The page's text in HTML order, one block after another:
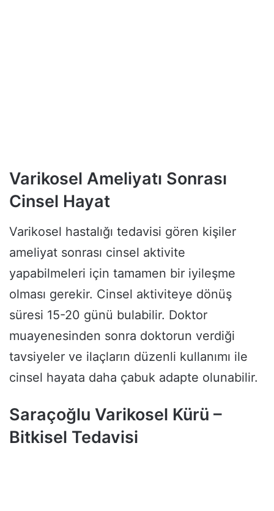
Varikosel Ameliyatı Sonrası
Cinsel Hayat
Varikosel hastalığı tedavisi gören kişiler
ameliyat sonrası cinsel aktivite
yapabilmeleri için tamamen bir iyileşme
olması gerekir. Cinsel aktiviteye dönüş
süresi 15-20 günü bulabilir. Doktor
muayenesinden sonra doktorun verdiği
tavsiyeler ve ilaçların düzenli kullanımı ile
cinsel hayata daha çabuk adapte olunabilir.
Saraçoğlu Varikosel Kürü –
Bitkisel Tedavisi